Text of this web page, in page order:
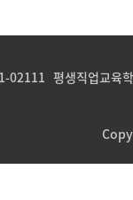
02111 평생직업교육